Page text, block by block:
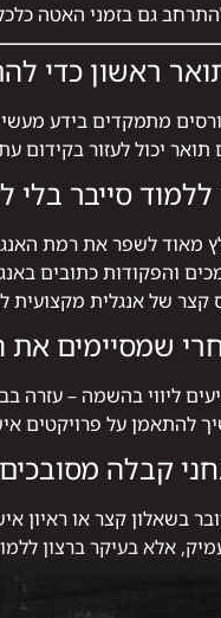
גם בזמני האטה
ראשון כדי
מתמקדים בידע מעשי
יכול לעזור בקידום
סייבר בלי
מאוד לשפר את רמת
והפקודות כתובים
של אנגלית מקצועית
שמסיימים את
ליווי בהשמה – עזרה
להתאמן על פרויקטים
קבלה
בשאלון קצר או ראיון
אלא בעיקר ברצון